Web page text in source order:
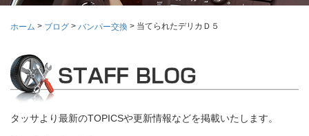
ホーム > ブログ > バンパー交換 > 当てられたデリカＤ５
タッサより最新のTOPICSや更新情報などを掲載いたします。